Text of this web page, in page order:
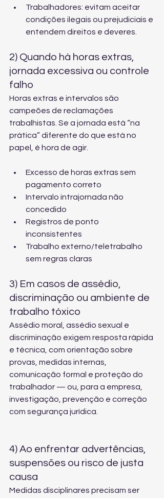
Trabalhadores: evitam aceitar
condições ilegais ou prejudiciais e
entendem direitos e deveres.
2) Quando há horas extras,
jornada excessiva ou controle
falho
Horas extras e intervalos são
campeões de reclamações
trabalhistas. Se a jornada está “na
prática” diferente do que está no
papel, é hora de agir.
Excesso de horas extras sem
pagamento correto
Intervalo intrajornada não
concedido
Registros de ponto
inconsistentes
Trabalho externo/teletrabalho
sem regras claras
3) Em casos de assédio,
discriminação ou ambiente de
trabalho tóxico
Assédio moral, assédio sexual e
discriminação exigem resposta rápida
e técnica, com orientação sobre
provas, medidas internas,
comunicação formal e proteção do
trabalhador — ou, para a empresa,
investigação, prevenção e correção
com segurança jurídica.
4) Ao enfrentar advertências,
suspensões ou risco de justa
causa
Medidas disciplinares precisam ser